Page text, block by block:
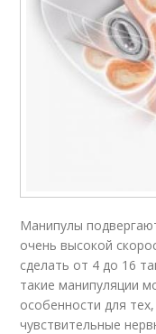
Манипулы
очень высокой
сделать от 4 до 16
такие манипуляции
особенности для
чувствительные